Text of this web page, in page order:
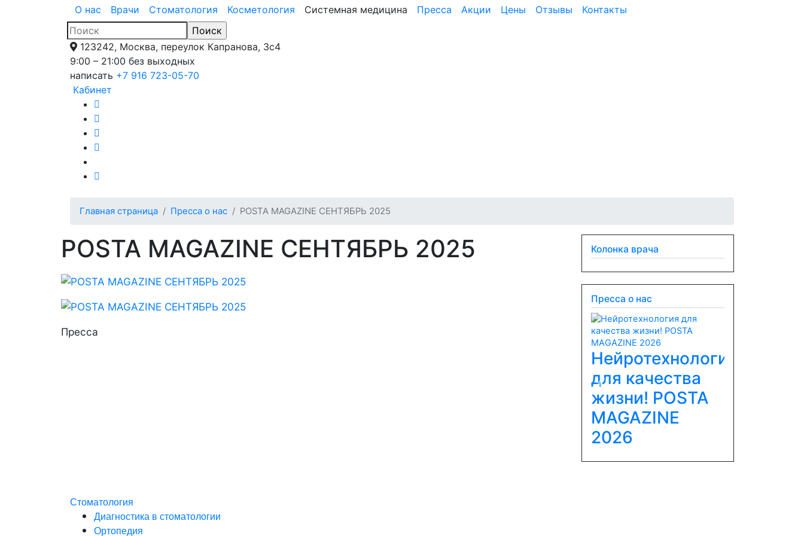
О нас
Врачи Стоматология Косметология Системная медицина Пресса Акции Цены Отзывы Контакты
123242, Москва, переулок Капранова, 3с4
9:00 – 21:00 без выходных
написать +7 916 723-05-70
Кабинет
Главная страница Пресса о нас POSTA MAGAZINE СЕНТЯБРЬ 2025
POSTA MAGAZINE СЕНТЯБРЬ 2025
Пресса
Колонка врача
Пресса о нас
Нейротехнология
для качества
жизни! POSTA
MAGAZINE
2026
Previous
Стоматология
Диагностика в стоматологии
Ортопедия